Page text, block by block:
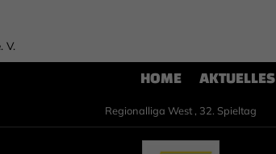
V.
HOME AKTUELLES
Regionalliga West , 32. Spieltag